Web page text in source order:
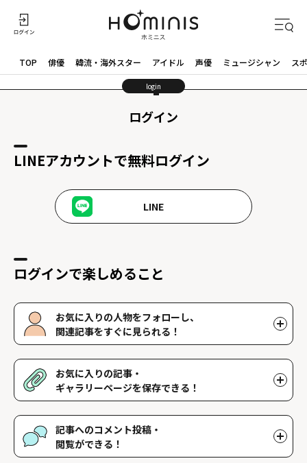
TOP 俳優 韓流・海外スター アイドル 声優 ミュージシャン ス
login
ログイン
LINEアカウントで無料ログイン
LINE
ログインで楽しめること
お気に入りの人物をフォローし、
関連記事をすぐに見られる！
好きな人物をフォローすることで、マイページで好きな人物の関連
記事を閲覧することができます。好きな人物一覧はマイページで確
認できます。
お気に入りの記事・
ギャラリーページを保存できる！
好きな記事やギャラリーページを保存し、マイページでいつでも閲
覧することができます。
記事へのコメント投稿・
閲覧ができる！